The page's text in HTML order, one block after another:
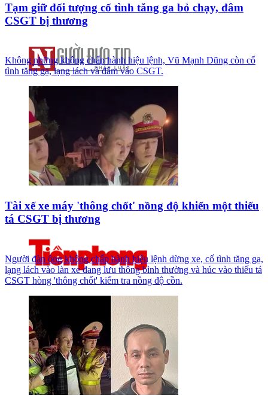
Tạm giữ đối tượng cố tình tăng ga bỏ chạy, đâm
CSGT bị thương
Không những không chấp hành hiệu lệnh, Vũ Mạnh Dũng còn cố
tình tăng ga, lạng lách và đâm vào CSGT.
Tài xế xe máy 'thông chốt' nồng độ khiến một thiếu
tá CSGT bị thương
Người đàn ông không chấp hành hiệu lệnh dừng xe, cố tình tăng ga,
lạng lách vào làn xe đang lưu thông bình thường và húc vào thiếu tá
CSGT hòng 'thông chốt' kiểm tra nồng độ cồn.